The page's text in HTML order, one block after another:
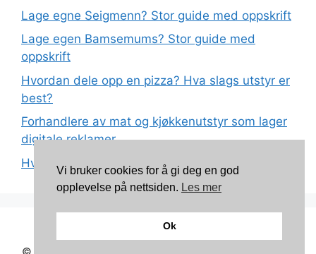
Lage egne Seigmenn? Stor guide med oppskrift
Lage egen Bamsemums? Stor guide med
oppskrift
Hvordan dele opp en pizza? Hva slags utstyr er
best?
Forhandlere av mat og kjøkkenutstyr som lager
digitale reklamer
Hva betyr det at plast har matkvalitet?
Kontakt: torunnbeategjerven@gmail.com
Vi bruker cookies for å gi deg en god
opplevelse på nettsiden. Les mer
Ok